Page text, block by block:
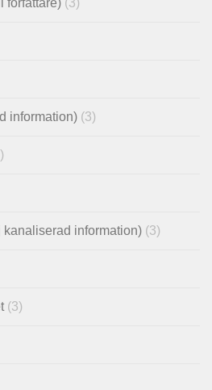
information) (3)
kanaliserad information) (3)
(3)